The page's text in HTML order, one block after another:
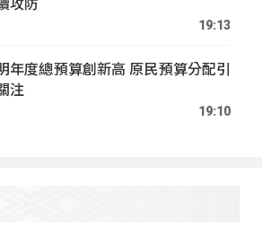
19:13
年度總預算創新高 原民預算分配引
注
19:10